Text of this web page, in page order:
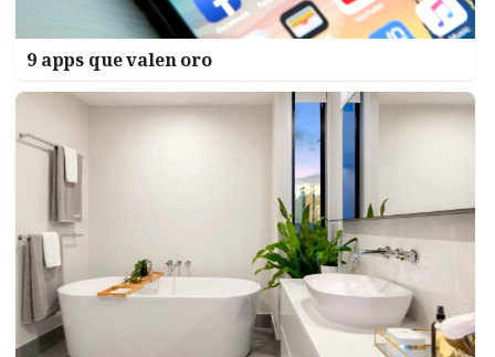
9 apps que valen oro